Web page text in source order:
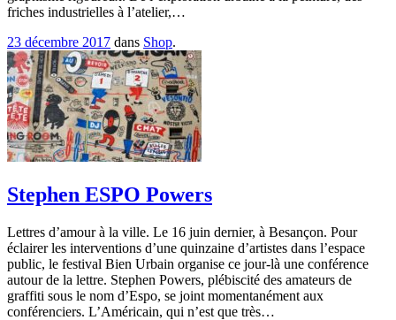
friches industrielles à l’atelier,…
23 décembre 2017 dans Shop.
Stephen ESPO Powers
Lettres d’amour à la ville. Le 16 juin dernier, à Besançon. Pour
éclairer les interventions d’une quinzaine d’artistes dans l’espace
public, le festival Bien Urbain organise ce jour-là une conférence
autour de la lettre. Stephen Powers, plébiscité des amateurs de
graffiti sous le nom d’Espo, se joint momentanément aux
conférenciers. L’Américain, qui n’est que très…